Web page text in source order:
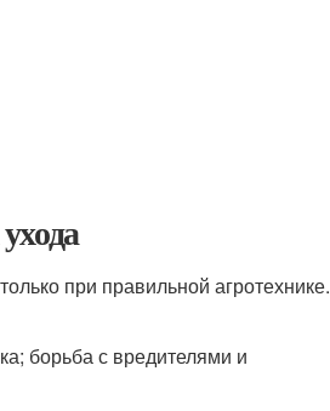
при правильной агротехнике.
борьба с вредителями и